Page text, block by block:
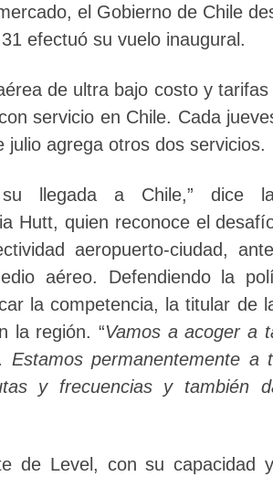
el Gobierno de Chile
efectuó su vuelo inaugural.
de ultra bajo costo y
servicio en Chile. Cada
agrega otros dos servicios.
llegada a Chile,” dice
Hutt, quien reconoce el
aeropuerto-ciudad,
aéreo. Defendiendo la
la competencia, la titular de
la región. “Vamos a acoger a
Estamos permanentemente a
y frecuencias y también
de Level, con su capacidad